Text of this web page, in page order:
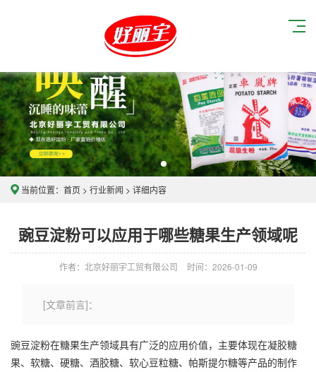
当前位置： 首页 > 行业新闻 > 详细内容
豌豆淀粉可以应用于哪些糖果生产领域呢
作者：北京好丽宇工贸有限公司 时间：2026-01-09
[文章前言]：
豌豆淀粉在糖果生产领域具有广泛的应用价值，主要体现在凝胶糖
果、软糖、硬糖、酒胶糖、软心豆粒糖、帕斯提尔糖等产品的制作